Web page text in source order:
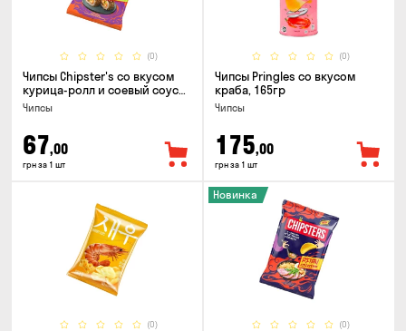
(0)
Чипсы Chipster's со вкусом
курица-ролл и соевый соус
90г
Чипсы
67,00
грн за 1 шт
(0)
Чипсы Pringles со вкусом
краба, 165гр
Чипсы
175,00
грн за 1 шт
(0) (0)
Новинка